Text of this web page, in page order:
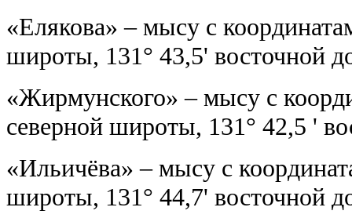
«Елякова» – мысу с
широты, 131° 43,5' восточной
«Жирмунского» – мысу с
северной широты, 131° 42,5 '
«Ильичёва» – мысу с
широты, 131° 44,7' восточной